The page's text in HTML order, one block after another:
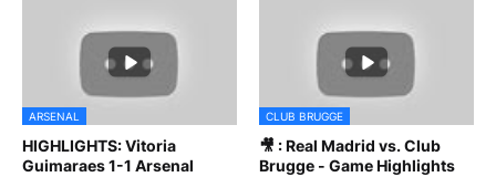
ARSENAL
HIGHLIGHTS: Vitoria
Guimaraes 1-1 Arsenal
CLUB BRUGGE
🎥 : Real Madrid vs. Club
Brugge - Game Highlights